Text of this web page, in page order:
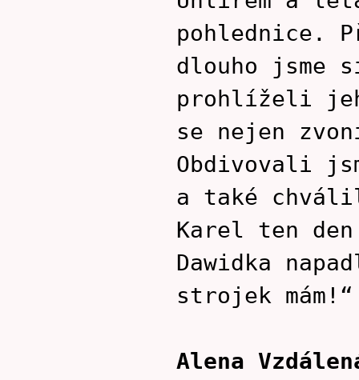
pohlednice.
dlouho jsme
prohlíželi
se nejen
Obdivovali
a také
Karel ten
Dawidka
strojek
Alena